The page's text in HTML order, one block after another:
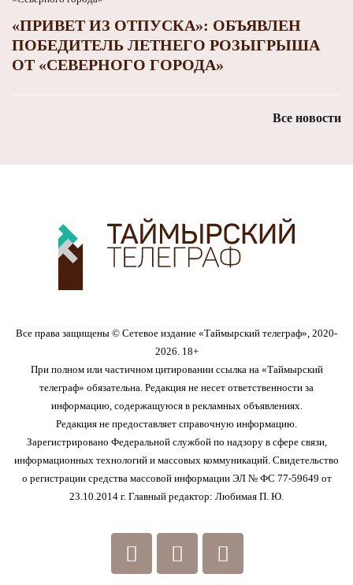
«ПРИВЕТ ИЗ ОТПУСКА»: ОБЪЯВЛЕН
ПОБЕДИТЕЛЬ ЛЕТНЕГО РОЗЫГРЫША
ОТ «СЕВЕРНОГО ГОРОДА»
Все новости
Все права защищены © Сетевое издание «Таймырский телеграф», 2020-
2026. 18+
При полном или частичном цитировании ссылка на «Таймырский
телеграф» обязательна. Редакция не несет ответственности за
информацию, содержащуюся в рекламных объявлениях.
Редакция не предоставляет справочную информацию.
Зарегистрировано Федеральной службой по надзору в сфере связи,
информационных технологий и массовых коммуникаций. Свидетельство
о регистрации средства массовой информации ЭЛ № ФС 77-59649 от
23.10.2014 г. Главный редактор: Любимая П. Ю.